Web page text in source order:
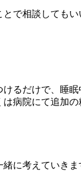
で相談しても
るだけで、睡
病院にて追加
に考えていきま